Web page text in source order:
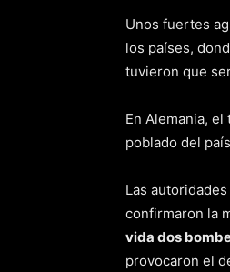
Unos fuertes
los países,
tuvieron que
En Alemania,
poblado del
Las
confirmaron la
vida dos
provocaron el